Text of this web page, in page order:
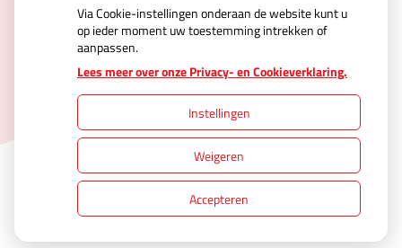
Uw Zorg Online|Beheer
|Cookie-instellingen
Voorwaarden
Via Cookie-instellingen onderaan de website kunt u
op ieder moment uw toestemming intrekken of
aanpassen.
Lees meer over onze Privacy- en Cookieverklaring.
Instellingen
Weigeren
Accepteren